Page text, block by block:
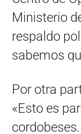
Ministerio
respaldo
sabemos
Por otra
«Esto es